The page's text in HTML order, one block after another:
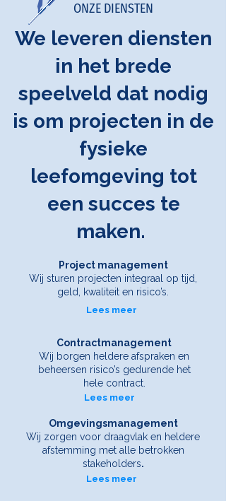
ONZE DIENSTEN
We leveren diensten
in het brede
speelveld dat nodig
is om projecten in de
fysieke
leefomgeving tot
een succes te
maken. ​
Project management
Wij sturen projecten integraal op tijd,
geld, kwaliteit en risico’s.
Lees meer
Lees meer
Contractmanagement
Wij borgen heldere afspraken en
beheersen risico’s gedurende het
hele contract.
Omgevingsmanagement
Wij zorgen voor draagvlak en heldere
afstemming met alle betrokken
stakeholders.
Lees meer